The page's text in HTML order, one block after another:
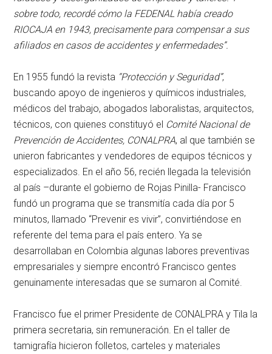
sobre todo, recordé cómo la FEDENAL había creado
RIOCAJA en 1943, precisamente para compensar a sus
afiliados en casos de accidentes y enfermedades”.
En 1955 fundó la revista “Protección y Seguridad”,
buscando apoyo de ingenieros y químicos industriales,
médicos del trabajo, abogados laboralistas, arquitectos,
técnicos, con quienes constituyó el Comité Nacional de
Prevención de Accidentes, CONALPRA, al que también se
unieron fabricantes y vendedores de equipos técnicos y
especializados. En el año 56, recién llegada la televisión
al país –durante el gobierno de Rojas Pinilla- Francisco
fundó un programa que se transmitía cada día por 5
minutos, llamado “Prevenir es vivir”, convirtiéndose en
referente del tema para el país entero. Ya se
desarrollaban en Colombia algunas labores preventivas
empresariales y siempre encontró Francisco gentes
genuinamente interesadas que se sumaron al Comité.
Francisco fue el primer Presidente de CONALPRA y Tila la
primera secretaria, sin remuneración. En el taller de
tamigrafía hicieron folletos, carteles y materiales